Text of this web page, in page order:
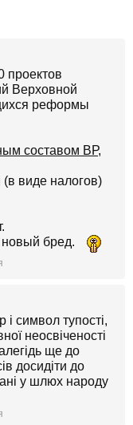
проектов
Верховной
реформы
составом ВР,
(в виде налогов)
бред.
символ тупості,
неосвіченості
ще до
досидіти до
ані у шлюх народу